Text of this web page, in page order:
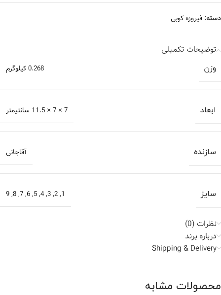
دسته: فیروزه کوبی
توضیحات تکمیلی
وزن 0.268 کیلوگرم
ابعاد 7 × 7 × 11.5 سانتیمتر
سازنده آقاجانی
سایز 1
,
2
,
3
,
4
,
5
,
6
,
7
,
8
,
9
نظرات (0)
درباره برند
Shipping & Delivery
محصولات مشابه